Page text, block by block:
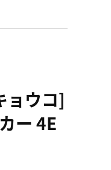
ョウコ]
ー 4E